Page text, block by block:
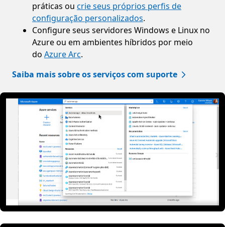
práticas ou crie seus próprios perfis de
configuração personalizados.
Configure seus servidores Windows e Linux no
Azure ou em ambientes híbridos por meio
do Azure Arc.
Saiba mais sobre os serviços com suporte